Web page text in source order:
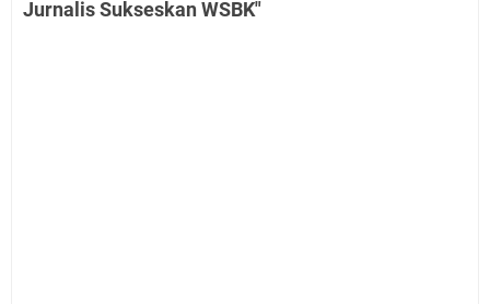
Jurnalis Sukseskan WSBK"